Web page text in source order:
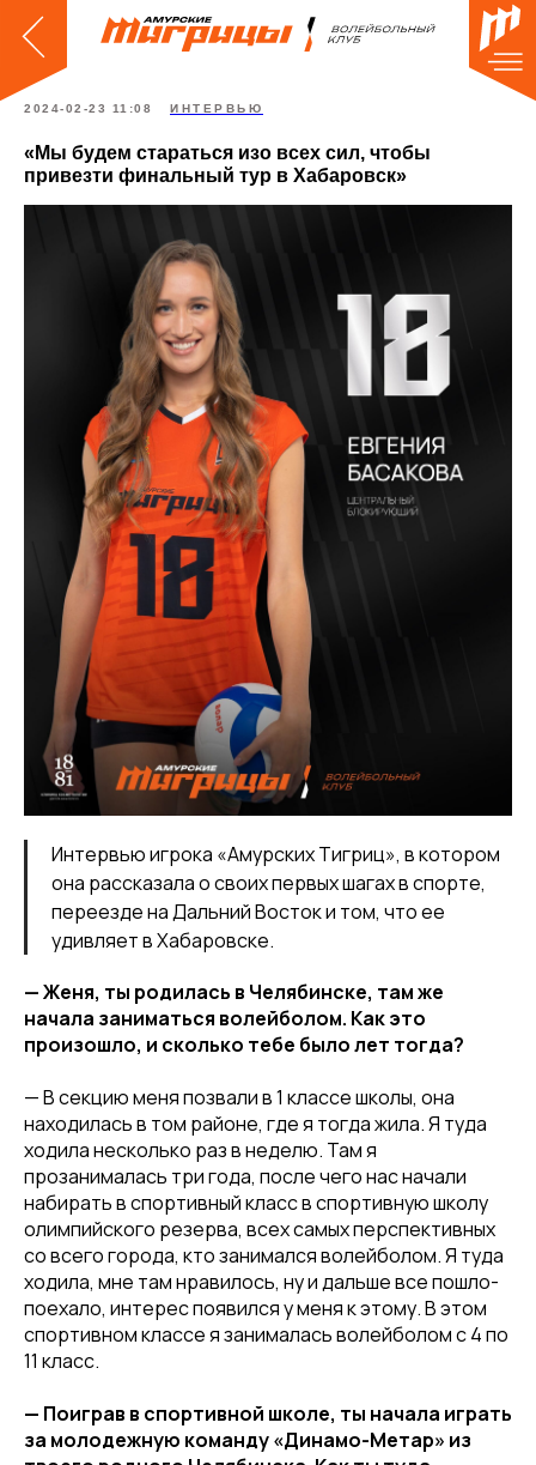
2024-02-23 11:08 ИНТЕРВЬЮ
«Мы будем стараться изо всех сил, чтобы
привезти финальный тур в Хабаровск»
Интервью игрока «Амурских Тигриц», в котором
она рассказала о своих первых шагах в спорте,
переезде на Дальний Восток и том, что ее
удивляет в Хабаровске.
— Женя, ты родилась в Челябинске, там же
начала заниматься волейболом. Как это
произошло, и сколько тебе было лет тогда?
— В секцию меня позвали в 1 классе школы, она
находилась в том районе, где я тогда жила. Я туда
ходила несколько раз в неделю. Там я
прозанималась три года, после чего нас начали
набирать в спортивный класс в спортивную школу
олимпийского резерва, всех самых перспективных
со всего города, кто занимался волейболом. Я туда
ходила, мне там нравилось, ну и дальше все пошло-
поехало, интерес появился у меня к этому. В этом
спортивном классе я занималась волейболом с 4 по
11 класс.
— Поиграв в спортивной школе, ты начала играть
за молодежную команду «Динамо-Метар» из